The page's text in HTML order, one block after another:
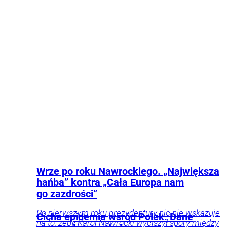
Wrze po roku Nawrockiego. „Największa
hańba” kontra „Cała Europa nam
go zazdrości”
Po pierwszym roku prezydentury nic nie wskazuje
na to, żeby Karol Nawrocki wyciszył spory między
Cicha epidemia wśród Polek. Dane